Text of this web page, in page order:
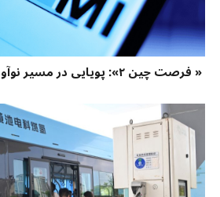
« فرصت چین ۲»: پویایی در مسیر نوآوری